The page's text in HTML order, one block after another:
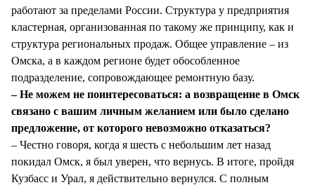
работают за пределами России. Структура у предприятия
кластерная, организованная по такому же принципу, как и
структура региональных продаж. Общее управление – из
Омска, а в каждом регионе будет обособленное
подразделение, сопровождающее ремонтную базу.
– Не можем не поинтересоваться: а возвращение в Омск
связано с вашим личным желанием или было сделано
предложение, от которого невозможно отказаться?
– Честно говоря, когда я шесть с небольшим лет назад
покидал Омск, я был уверен, что вернусь. В итоге, пройдя
Кузбасс и Урал, я действительно вернулся. С полным